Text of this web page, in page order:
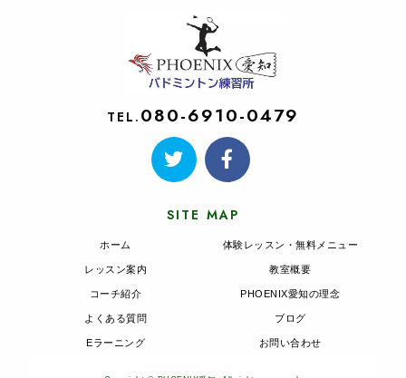
TEL. 080-6910-0479
SITE MAP
ホーム
レッスン案内
コーチ紹介
よくある質問
Eラーニング
体験レッスン・無料メニュー
教室概要
PHOENIX愛知の理念
ブログ
お問い合わせ